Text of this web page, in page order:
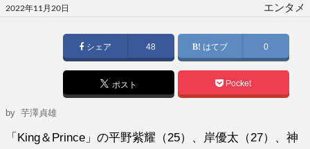
投
稿
2022年11月20日 エンタメ
シェア 48 はてブ 0
ポスト Pocket
by芋澤貞雄
「King＆Prince」の平野紫耀（25）、岸優太（27）、神